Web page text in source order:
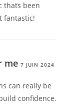
thats been
fantastic!
me 7 JUIN 2024
can really be
confidence.